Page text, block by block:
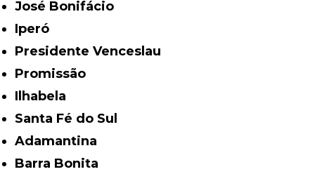
José Bonifácio
Iperó
Presidente Venceslau
Promissão
Ilhabela
Santa Fé do Sul
Adamantina
Barra Bonita